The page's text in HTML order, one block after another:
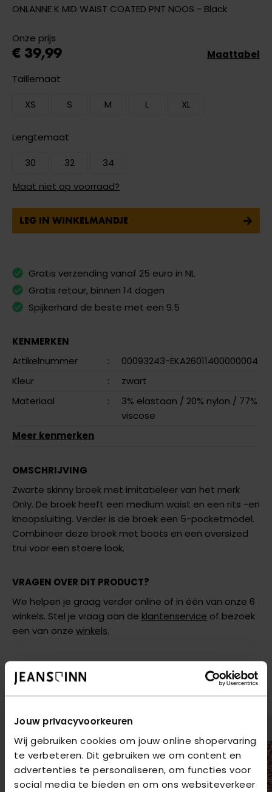
Jouw privacyvoorkeuren
Wij gebruiken cookies om jouw online shopervaring
te verbeteren. Dit gebruiken we om content en
advertenties te personaliseren, om functies voor
social media te bieden en om ons websiteverkeer
ONLANNE K MID WAIST COATED PNT NOOS - Black
Onze prijs
€ 39,99
Taillemaat
XS
S M L XL
Lengtemaat
30
32
34
Maat niet op voorraad?
Maattabel
LEG IN WINKELMANDJE
Gratis verzending vanaf 25 euro in NL
Gratis retour, binnen 14 dagen
Spijkerhard de beste met een 9.5
KENMERKEN
Artikelnummer
:
00093243-EKA26011400000004
Kleur
:
zwart
Materiaal
: 3% elastaan / 20% nylon / 77%
viscose
Meer kenmerken
OMSCHRIJVING
Zwarte skinny broek met imitatieleer van het merk
Only. De broek heeft een medium waist en een rits -en
knoopsluiting. Verder is de broek een 5-pocketmodel.
Combineer deze broek met boots en een oversized
trui voor een stoere look.
VRAGEN OVER DIT PRODUCT?
We helpen je graag verder online of in één van onze 6
winkels. Stel je vraag aan de klantenservice of bezoek
een van onze winkels.
AANBEVOLEN VOOR JOU
Shop hier de meest recente items van Only